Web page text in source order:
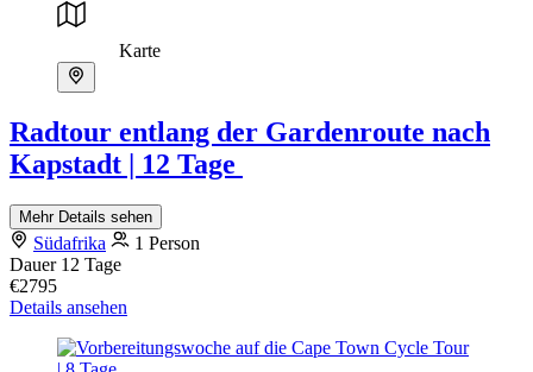
Karte
Radtour entlang der Gardenroute nach
Kapstadt | 12 Tage
Mehr Details sehen
Südafrika
1 Person
Dauer 12 Tage
€2795
Details ansehen